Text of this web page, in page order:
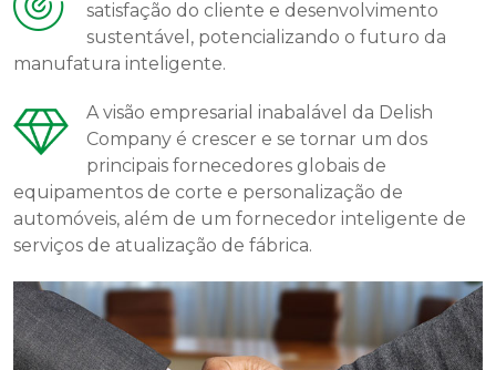
satisfação do cliente e desenvolvimento
sustentável, potencializando o futuro da
manufatura inteligente.
A visão empresarial inabalável da Delish
Company é crescer e se tornar um dos
principais fornecedores globais de
equipamentos de corte e personalização de
automóveis, além de um fornecedor inteligente de
serviços de atualização de fábrica.